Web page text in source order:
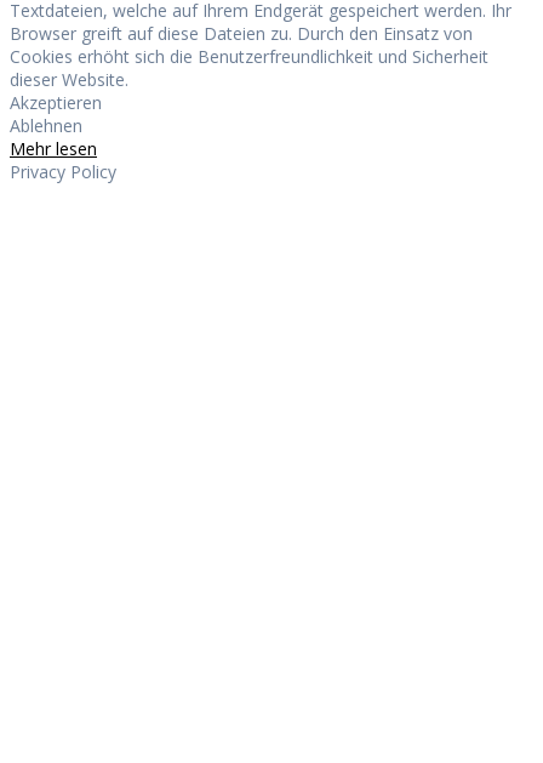
Textdateien, welche auf Ihrem Endgerät gespeichert werden. Ihr
Browser greift auf diese Dateien zu. Durch den Einsatz von
Cookies erhöht sich die Benutzerfreundlichkeit und Sicherheit
dieser Website.
Akzeptieren
Ablehnen
Mehr lesen
Privacy Policy